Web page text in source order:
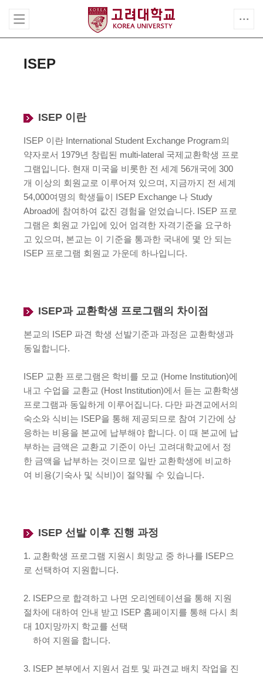
ISEP
ISEP 이란
ISEP 이란 International Student Exchange Program의
약자로서 1979년 창립된 multi-lateral 국제교환학생 프로
그램입니다. 현재 미국을 비롯한 전 세계 56개국에 300
개 이상의 회원교로 이루어져 있으며, 지금까지 전 세계
54,000여명의 학생들이 ISEP Exchange 나 Study
Abroad에 참여하여 값진 경험을 얻었습니다. ISEP 프로
그램은 회원교 가입에 있어 엄격한 자격기준을 요구하
고 있으며, 본교는 이 기준을 통과한 국내에 몇 안 되는
ISEP 프로그램 회원교 가운데 하나입니다.
ISEP과 교환학생 프로그램의 차이점
본교의 ISEP 파견 학생 선발기준과 과정은 교환학생과
동일합니다.
ISEP 교환 프로그램은 학비를 모교 (Home Institution)에
내고 수업을 교환교 (Host Institution)에서 듣는 교환학생
프로그램과 동일하게 이루어집니다. 다만 파견교에서의
숙소와 식비는 ISEP을 통해 제공되므로 참여 기간에 상
응하는 비용을 본교에 납부해야 합니다. 이 때 본교에 납
부하는 금액은 교환교 기준이 아닌 고려대학교에서 정
한 금액을 납부하는 것이므로 일반 교환학생에 비교하
여 비용(기숙사 및 식비)이 절약될 수 있습니다.
ISEP 선발 이후 진행 과정
1. 교환학생 프로그램 지원시 희망교 중 하나를 ISEP으
로 선택하여 지원합니다.
2. ISEP으로 합격하고 나면 오리엔테이션을 통해 지원
절차에 대하여 안내 받고 ISEP 홈페이지를 통해 다시 최
대 10지망까지 학교를 선택
하여 지원을 합니다.
3. ISEP 본부에서 지원서 검토 및 파견교 배치 작업을 진